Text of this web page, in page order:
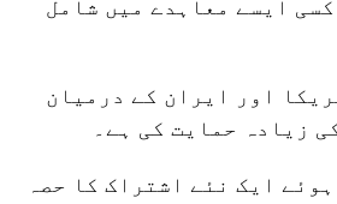
ایسے معاہدے میں شامل
اور ایران کے درمیان
زیادہ حمایت کی ہے۔
ایک نئے اشتراک کا حصہ